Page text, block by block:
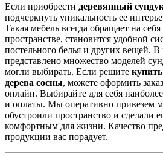
Если приобрести деревянный
подчеркнуть уникальность ее
Такая мебель всегда обращает на
пространстве, становится удобной
постельного белья и других вещей. В
представлено множество моделей
могли выбирать. Если решите
дерева сосны, можете оформить
онлайн. Выбирайте для себя
и оплаты. Мы оперативно привезем
обустроили пространство и сделали
комфортным для жизни. Качество
продукции вас порадует.